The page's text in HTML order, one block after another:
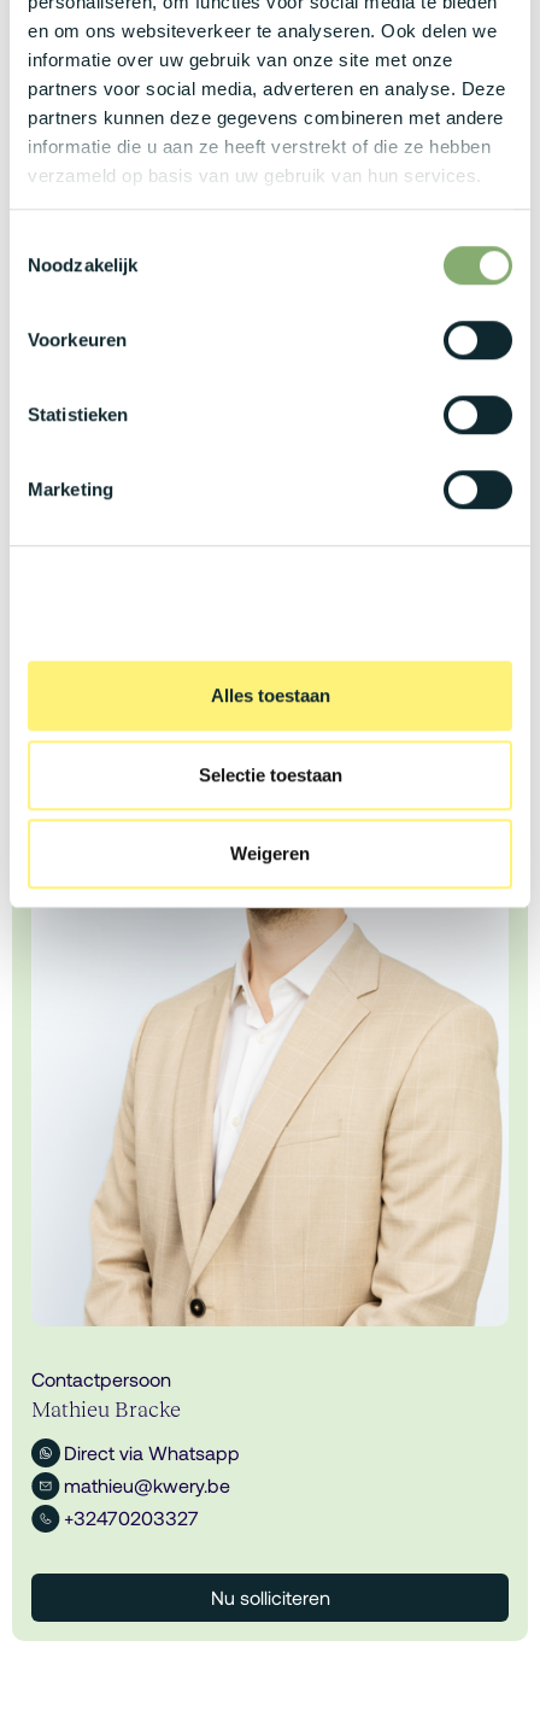
en om ons websiteverkeer te analyseren. Ook delen we
informatie over uw gebruik van onze site met onze
partners voor social media, adverteren en analyse. Deze
partners kunnen deze gegevens combineren met andere
informatie die u aan ze heeft verstrekt of die ze hebben
verzameld op basis van uw gebruik van hun services.
Noodzakelijk
Voorkeuren
Statistieken
Marketing
Alles toestaan
Selectie toestaan
Weigeren
tussen business en IT.
Je communiceert vloeiend in het Nederlands en het
Engels, beschikt over sterke change management skills
en toont op natuurlijk wijze leiderschap.
Wat bieden wij jou?
Een moderne bedrijfswagen met laadkaart voor
Maaltijdcheques als vast onderdeel van het pakket.
opleidingsmogelijkheden, een gezonde werk-
privébalans en een filevrije werkomgeving in een stabiel
Bekijk zeker ook de website voor meer vacatures in IT:
Contactpersoon
Mathieu Bracke
Direct via Whatsapp
mathieu@kwery.be
+32470203327
Nu solliciteren